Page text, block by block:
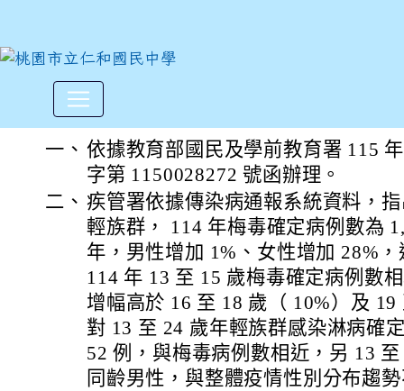
衛生福利部疾病管制署為因
一、 依據教育部國民及學前教育署 115
字第 1150028272 號函辦理。
二、 疾管署依據傳染病通報系統資料，
輕族群， 114 年梅毒確定病例數為
年，男性增加 1%、女性增加 28%
114 年 13 至 15 歲梅毒確定病例數
增幅高於 16 至 18 歲（ 10%）及
對 13 至 24 歲年輕族群感染淋病確
52 例，與梅毒病例數相近，另 13
同齡男性，與整體疫情性別分布趨